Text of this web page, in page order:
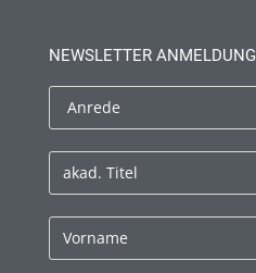
NEWSLETTER ANMELDUNG